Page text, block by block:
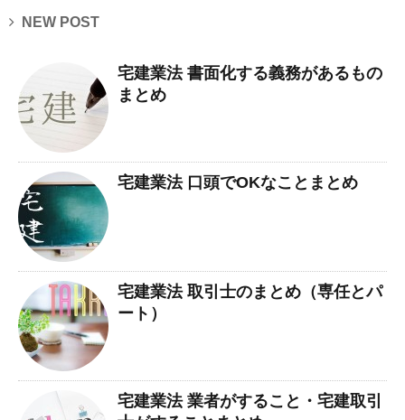
NEW POST
宅建業法 書面化する義務があるもの
まとめ
宅建業法 口頭でOKなことまとめ
宅建業法 取引士のまとめ（専任とパ
ート）
宅建業法 業者がすること・宅建取引